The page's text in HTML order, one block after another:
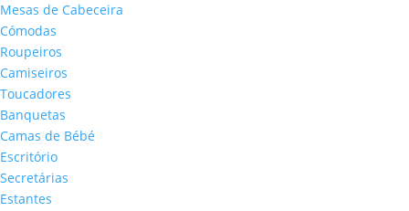
Mesas de Cabeceira
Cómodas
Roupeiros
Camiseiros
Toucadores
Banquetas
Camas de Bébé
Escritório
Secretárias
Estantes